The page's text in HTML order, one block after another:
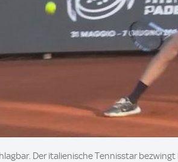
Der italienische Tennisstar